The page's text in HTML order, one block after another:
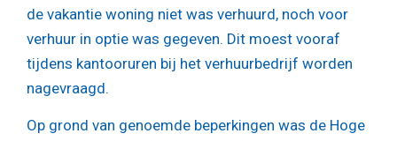
de vakantie woning niet was verhuurd, noch voor
verhuur in optie was gegeven. Dit moest vooraf
tijdens kantooruren bij het verhuurbedrijf worden
nagevraagd.
Op grond van genoemde beperkingen was de Hoge